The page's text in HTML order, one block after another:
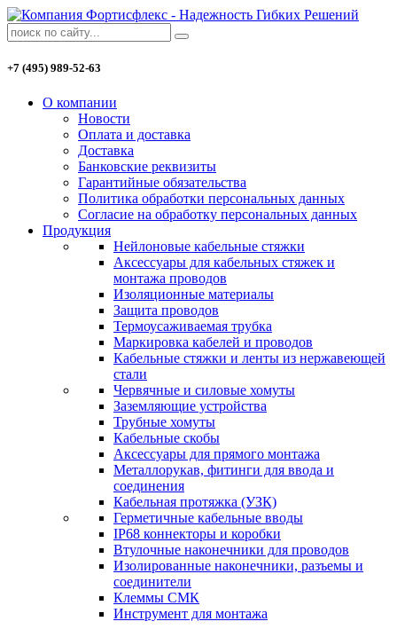
+7 (495) 989-52-63
О компании
Новости
Оплата и доставка
Доставка
Банковские реквизиты
Гарантийные обязательства
Политика обработки персональных данных
Согласие на обработку персональных данных
Продукция
Нейлоновые кабельные стяжки
Аксессуары для кабельных стяжек и
монтажа проводов
Изоляционные материалы
Защита проводов
Термоусаживаемая трубка
Маркировка кабелей и проводов
Кабельные стяжки и ленты из нержавеющей
стали
Червячные и силовые хомуты
Заземляющие устройства
Трубные хомуты
Кабельные скобы
Аксессуары для прямого монтажа
Металлорукав, фитинги для ввода и
соединения
Кабельная протяжка (УЗК)
Герметичные кабельные вводы
IP68 коннекторы и коробки
Втулочные наконечники для проводов
Изолированные наконечники, разъемы и
соединители
Клеммы СМК
Инструмент для монтажа